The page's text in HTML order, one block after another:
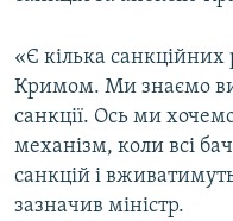
«Є кілька
Кримом. Ми знаємо
санкції. Ось ми
механізм, коли всі
санкцій і
зазначив міністр.